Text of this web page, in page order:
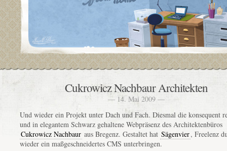
Cukrowicz Nachbaur Architekten
— 14. Mai 2009 —
Und wieder ein Projekt unter Dach und Fach. Diesmal die konsequent
und in elegantem Schwarz gehaltene Webpräsenz des Architektenbüros
Cukrowicz Nachbaur aus Bregenz. Gestaltet hat Sägenvier, Freelenz
wieder ein maßgeschneidertes CMS unterbringen.